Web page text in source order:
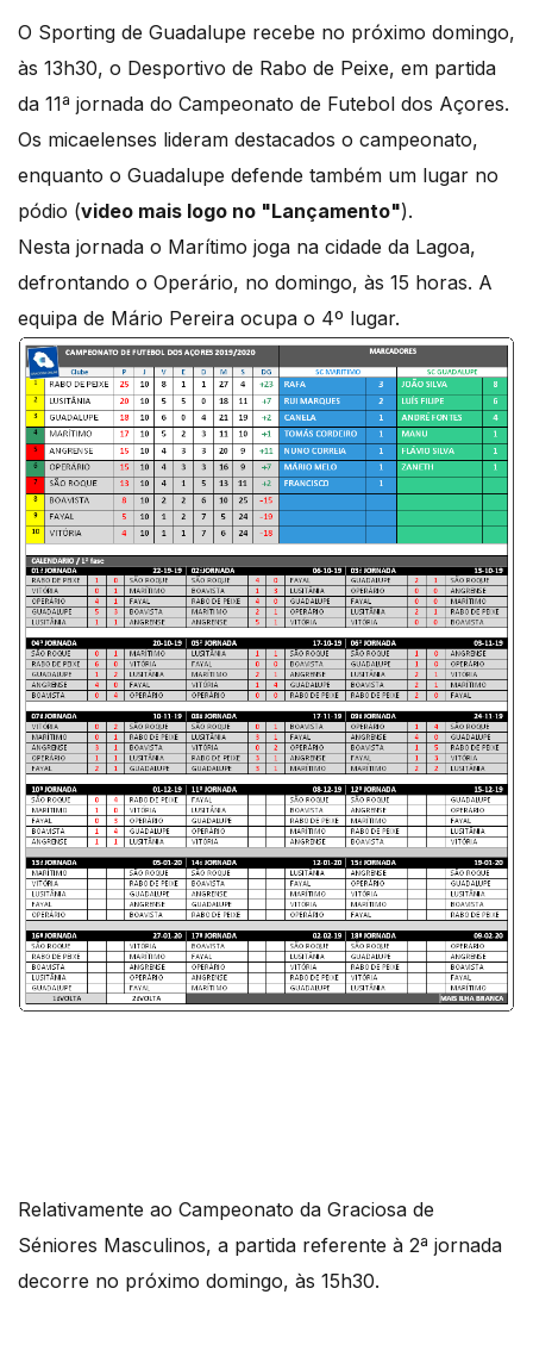
O Sporting de Guadalupe recebe no próximo domingo,
às 13h30, o Desportivo de Rabo de Peixe, em partida
da 11ª jornada do Campeonato de Futebol dos Açores.
Os micaelenses lideram destacados o campeonato,
enquanto o Guadalupe defende também um lugar no
pódio (video mais logo no "Lançamento").
Nesta jornada o Marítimo joga na cidade da Lagoa,
defrontando o Operário, no domingo, às 15 horas. A
equipa de Mário Pereira ocupa o 4º lugar.
Relativamente ao Campeonato da Graciosa de
Séniores Masculinos, a partida referente à 2ª jornada
decorre no próximo domingo, às 15h30.